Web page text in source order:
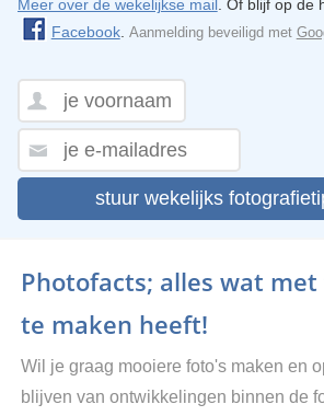
Meer over de wekelijkse mail. Of blijf op de
Facebook. Aanmelding beveiligd met
stuur wekelijks
Photofacts; alles wat
te maken heeft!
Wil je graag mooiere foto's maken en
blijven van ontwikkelingen binnen de